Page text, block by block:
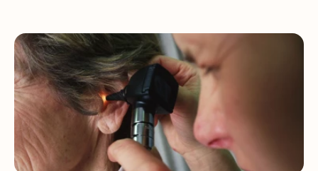
Беспокоитесь о возможной потере слуха?